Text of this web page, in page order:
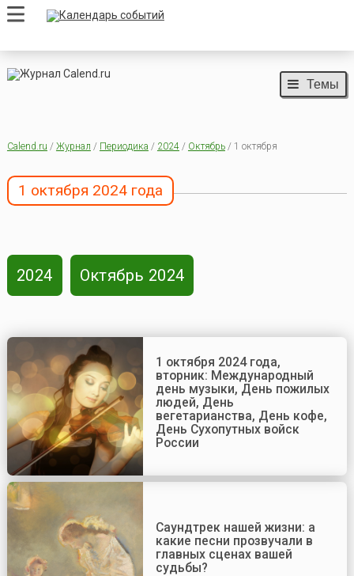
Темы
Calend.ru / Журнал / Периодика / 2024/ Октябрь/ 1 октября
1 октября 2024 года
2024 Октябрь 2024
1 октября 2024 года,
вторник: Международный
день музыки, День пожилых
людей, День
вегетарианства, День кофе,
День Сухопутных войск
России
Саундтрек нашей жизни: а
какие песни прозвучали в
главных сценах вашей
судьбы?